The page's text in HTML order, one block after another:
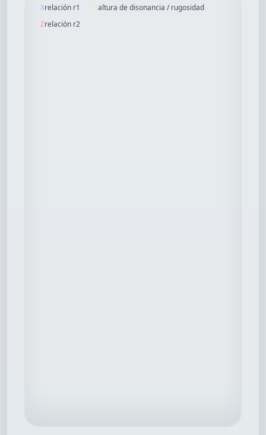
Xrelación r1 Yaltura de disonancia / rugosidad
Zrelación r2